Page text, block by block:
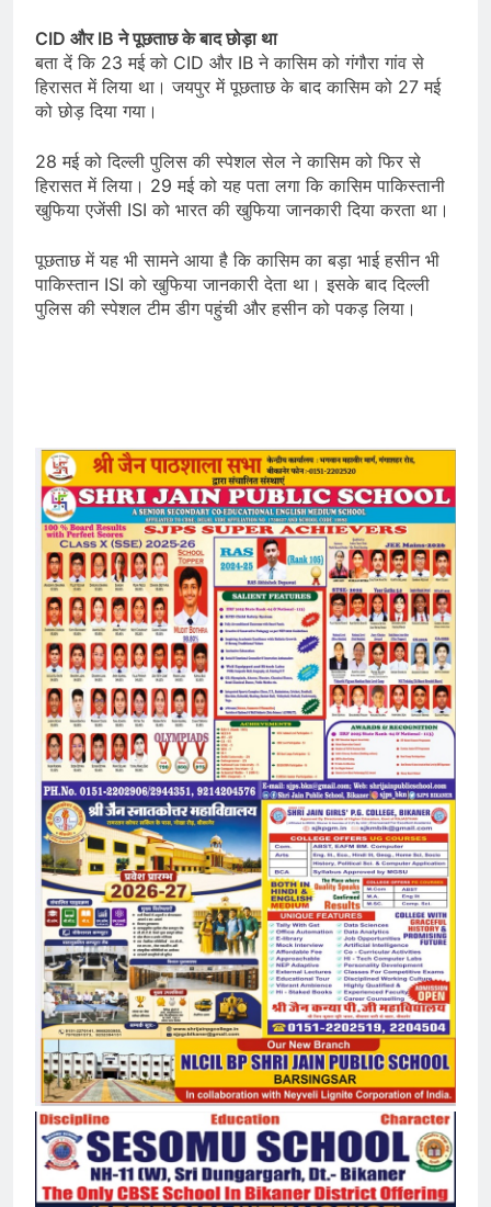
CID और IB ने पूछताछ के बाद छोड़ा था
बता दें कि 23 मई को CID और IB ने कासिम को गंगौरा गांव से
हिरासत में लिया था। जयपुर में पूछताछ के बाद कासिम को 27 मई
को छोड़ दिया गया।
28 मई को दिल्ली पुलिस की स्पेशल सेल ने कासिम को फिर से
हिरासत में लिया। 29 मई को यह पता लगा कि कासिम पाकिस्तानी
खुफिया एजेंसी ISI को भारत की खुफिया जानकारी दिया करता था।
पूछताछ में यह भी सामने आया है कि कासिम का बड़ा भाई हसीन भी
पाकिस्तान ISI को खुफिया जानकारी देता था। इसके बाद दिल्ली
पुलिस की स्पेशल टीम डीग पहुंची और हसीन को पकड़ लिया।